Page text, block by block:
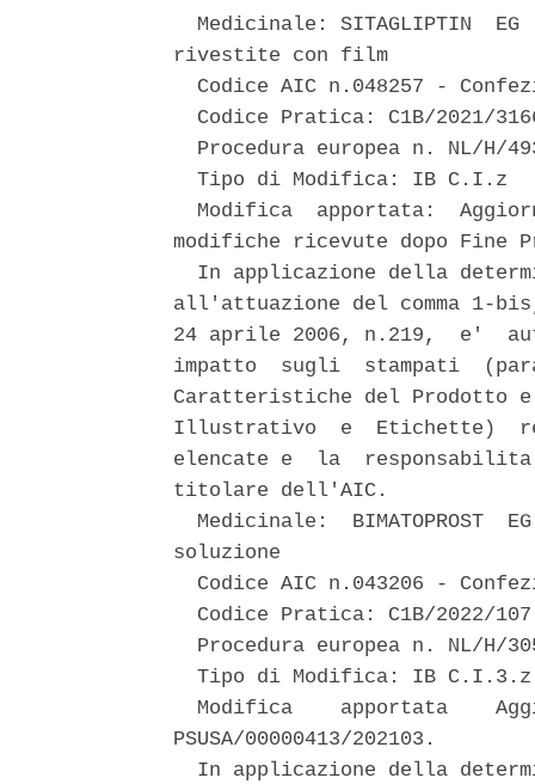
Medicinale: SITAGLIPTIN  EG
rivestite con film
Codice AIC n.048257 -
Codice Pratica: C1B/2021/
Procedura europea n. NL/H/
  Tipo di Modifica: IB C.I.z
Modifica  apportata:
modifiche ricevute dopo Fine
In applicazione della
all'attuazione del comma 1-
24 aprile 2006, n.219,  e'
impatto  sugli  stampati
Caratteristiche del Prodotto
Illustrativo  e  Etichette)
elencate e  la
titolare dell'AIC.
Medicinale:  BIMATOPROST
soluzione
Codice AIC n.043206 -
Codice Pratica: C1B/2022/
Procedura europea n. NL/H/
Tipo di Modifica: IB
Modifica    apportata
PSUSA/00000413/202103.
In applicazione della